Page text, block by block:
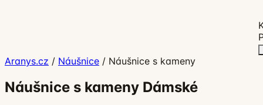
Aranys.cz / Náušnice / Náušnice s kameny
Náušnice s kameny Dámské